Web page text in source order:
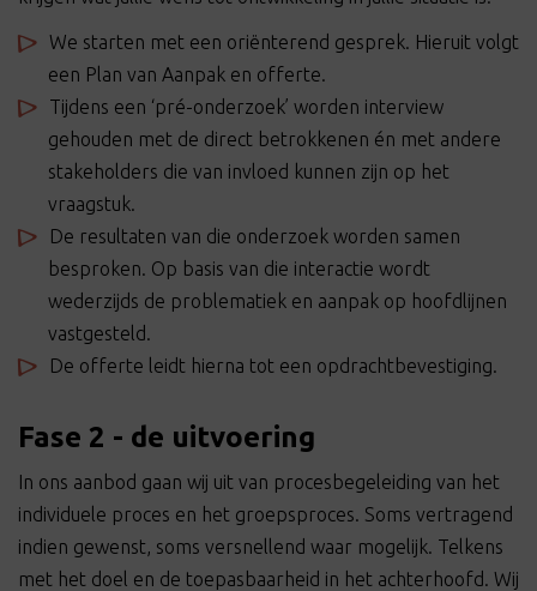
We starten met een oriënterend gesprek. Hieruit volgt
een Plan van Aanpak en offerte.
Tijdens een ‘pré-onderzoek’ worden interview
gehouden met de direct betrokkenen én met andere
stakeholders die van invloed kunnen zijn op het
vraagstuk.
De resultaten van die onderzoek worden samen
besproken. Op basis van die interactie wordt
wederzijds de problematiek en aanpak op hoofdlijnen
vastgesteld.
De offerte leidt hierna tot een opdrachtbevestiging.
Fase 2 - de uitvoering
In ons aanbod gaan wij uit van procesbegeleiding van het
individuele proces en het groepsproces. Soms vertragend
indien gewenst, soms versnellend waar mogelijk. Telkens
met het doel en de toepasbaarheid in het achterhoofd. Wij